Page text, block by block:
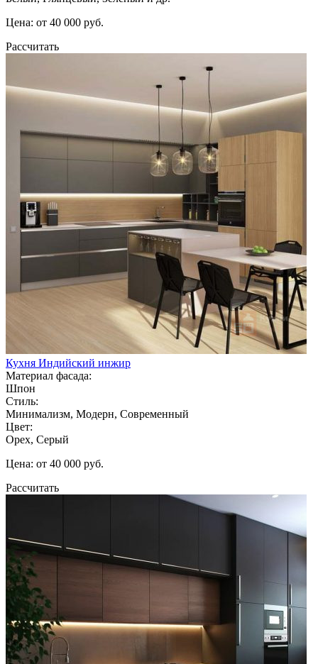
Цена: от 40 000 руб.
Рассчитать
Кухня Индийский инжир
Материал фасада:
Шпон
Стиль:
Минимализм, Модерн, Современный
Цвет:
Орех, Серый
Цена: от 40 000 руб.
Рассчитать